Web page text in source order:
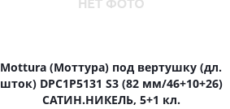
Mottura (Моттура) под вертушку (дл.
шток) DPC1P5131 S3 (82 мм/46+10+26)
САТИН.НИКЕЛЬ, 5+1 кл.